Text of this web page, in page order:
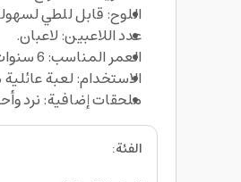
اللوح: قابل للطي
عدد اللاعبين: لاعبان.
العمر المناسب: 6 سنوات فما فوق.
الاستخدام: لعبة
ملحقات إضافية: نرد
الفئة: